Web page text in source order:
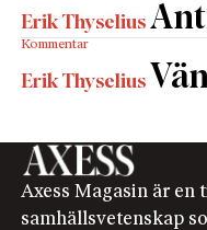
Erik Thyselius
Kommentar
Erik Thyselius
Axess Magasin är
samhällsvetenskap